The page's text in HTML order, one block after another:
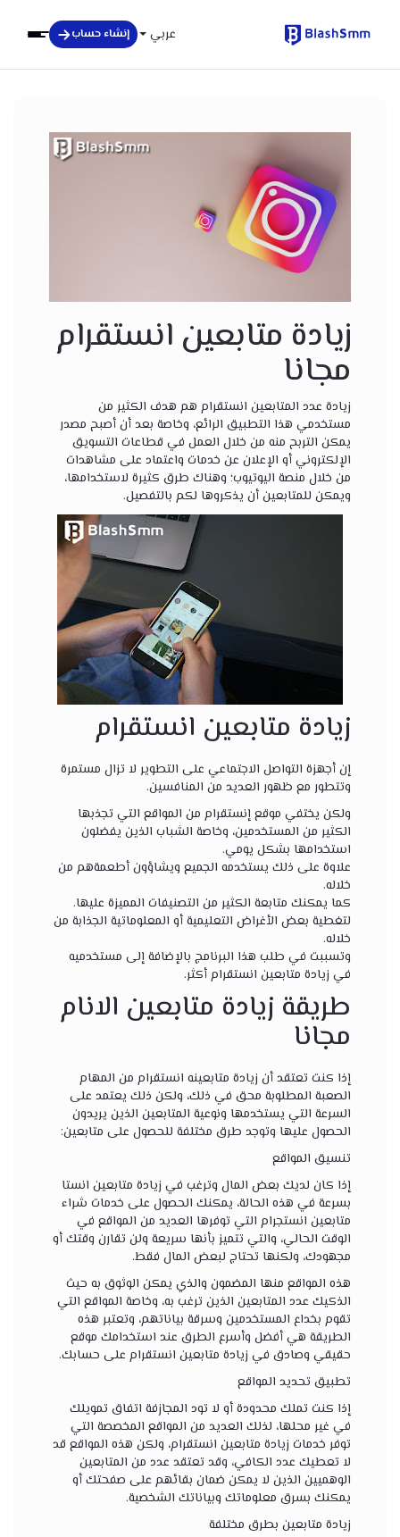
عربي إنشاء حساب
زيادة متابعين انستقرام
مجانا
زيادة عدد المتابعين انستقرام هم هدف الكثير من
مستخدمي هذا التطبيق الرائع، وخاصة بعد أن أصبح مصدر
يمكن التربح منه من خلال العمل في قطاعات التسويق
الإلكتروني أو الإعلان عن خدمات واعتماد على مشاهدات
من خلال منصة اليوتيوب؛ وهناك طرق كثيرة لاستخدامها،
ويمكن للمتابعين أن يذكروها لكم بالتفصيل.
زيادة متابعين انستقرام
إن أجهزة التواصل الاجتماعي على التطوير لا تزال مستمرة
وتتطور مع ظهور العديد من المنافسين.
ولكن يختفي موقع إنستقرام من المواقع التي تجذبها
الكثير من المستخدمين، وخاصة الشباب الذين يفضلون
استخدامها بشكل يومي.
علاوة على ذلك يستخدمه الجميع ويشاؤون أطعمةهم من
خلاله.
كما يمكنك متابعة الكثير من التصنيفات المميزة عليها.
لتغطية بعض الأغراض التعليمية أو المعلوماتية الجذابة من
خلاله.
وتسببت في طلب هذا البرنامج بالإضافة إلى مستخدميه
في زيادة متابعين انستقرام أكثر.
طريقة زيادة متابعين الانام
مجانا
إذا كنت تعتقد أن زيادة متابعينه انستقرام من المهام
الصعبة المطلوبة محق في ذلك، ولكن ذلك يعتمد على
السرعة التي يستخدمها ونوعية المتابعين الذين يريدون
الحصول عليها وتوجد طرق مختلفة للحصول على متابعين:
تنسيق المواقع
إذا كان لديك بعض المال وترغب في زيادة متابعين انستا
بسرعة في هذه الحالة، يمكنك الحصول على خدمات شراء
متابعين انستجرام التي توفرها العديد من المواقع في
الوقت الحالي، والتي تتميز بأنها سريعة ولن تقارن وقتك أو
مجهودك، ولكنها تحتاج لبعض المال فقط.
هذه المواقع منها المضمون والذي يمكن الوثوق به حيث
الذكيك عدد المتابعين الذين ترغب به، وخاصة المواقع التي
تقوم بخداع المستخدمين وسرقة بياناتهم، وتعتبر هذه
الطريقة هي أفضل وأسرع الطرق عند استخدامك موقع
حقيقي وصادق في زيادة متابعين انستقرام على حسابك.
تطبيق تحديد المواقع
إذا كنت تملك محدودة أو لا تود المجازفة اتفاق تمويلك
في غير محلها، لذلك العديد من المواقع المخصصة التي
توفر خدمات زيادة متابعين انستقرام، ولكن هذه المواقع قد
لا تعطيك عدد الكافي، وقد تعتقد عدد من المتابعين
الوهميين الذين لا يمكن ضمان بقائهم على صفحتك أو
يمكنك بسرق معلوماتك وبياناتك الشخصية.
زيادة متابعين بطرق مختلفة